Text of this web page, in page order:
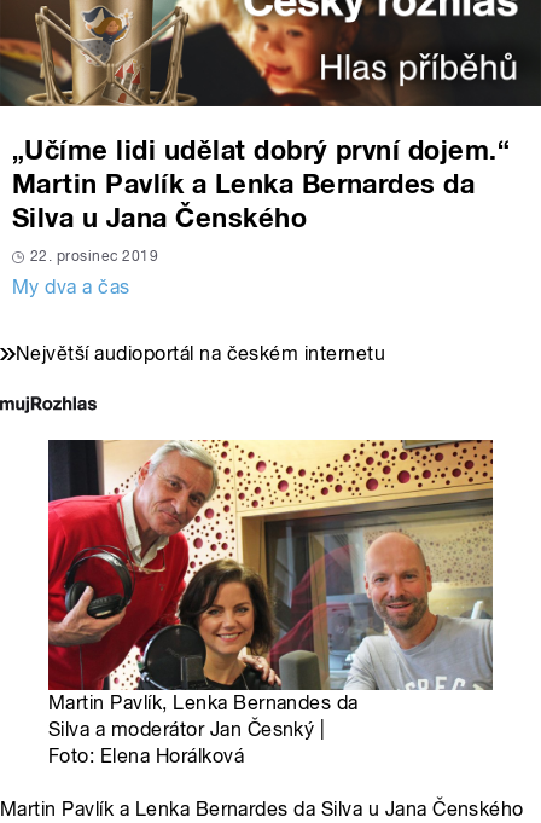
„Učíme lidi udělat dobrý první dojem.“
Martin Pavlík a Lenka Bernardes da
Silva u Jana Čenského
22. prosinec 2019
My dva a čas
Největší audioportál na českém internetu
Martin Pavlík, Lenka Bernandes da
Silva a moderátor Jan Česnký |
Foto: Elena Horálková
Martin Pavlík a Lenka Bernardes da Silva u Jana Čenského